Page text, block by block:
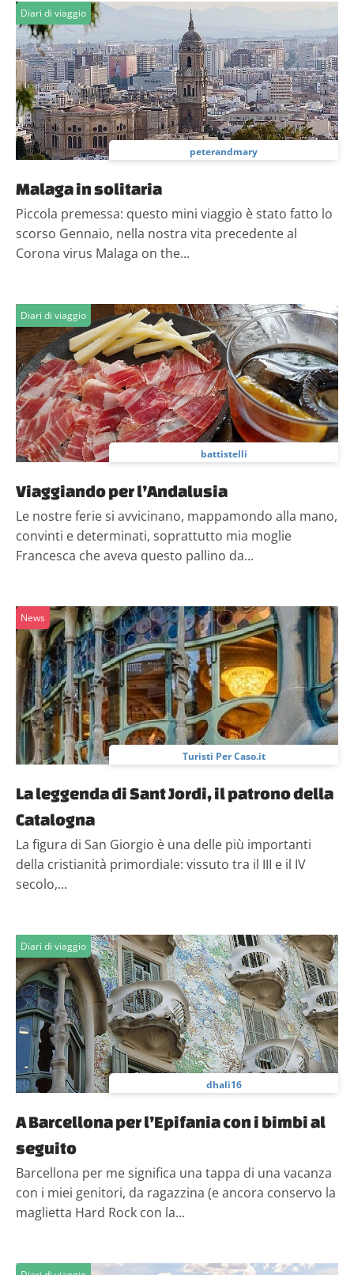
Diari di viaggio
peterandmary
Malaga in solitaria
Piccola premessa: questo mini viaggio è stato fatto lo
scorso Gennaio, nella nostra vita precedente al
Corona virus Malaga on the...
Diari di viaggio
battistelli
Viaggiando per l’Andalusia
Le nostre ferie si avvicinano, mappamondo alla mano,
convinti e determinati, soprattutto mia moglie
Francesca che aveva questo pallino da...
News
Turisti Per Caso.it
La leggenda di Sant Jordi, il patrono della
Catalogna
La figura di San Giorgio è una delle più importanti
della cristianità primordiale: vissuto tra il III e il IV
secolo,...
Diari di viaggio
dhali16
A Barcellona per l’Epifania con i bimbi al
seguito
Barcellona per me significa una tappa di una vacanza
con i miei genitori, da ragazzina (e ancora conservo la
maglietta Hard Rock con la...